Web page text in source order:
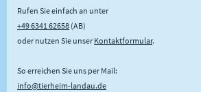
Rufen Sie einfach an unter
+49 6341 62658 (AB)
oder nutzen Sie unser Kontaktformular.
So erreichen Sie uns per Mail:
info@tierheim-landau.de